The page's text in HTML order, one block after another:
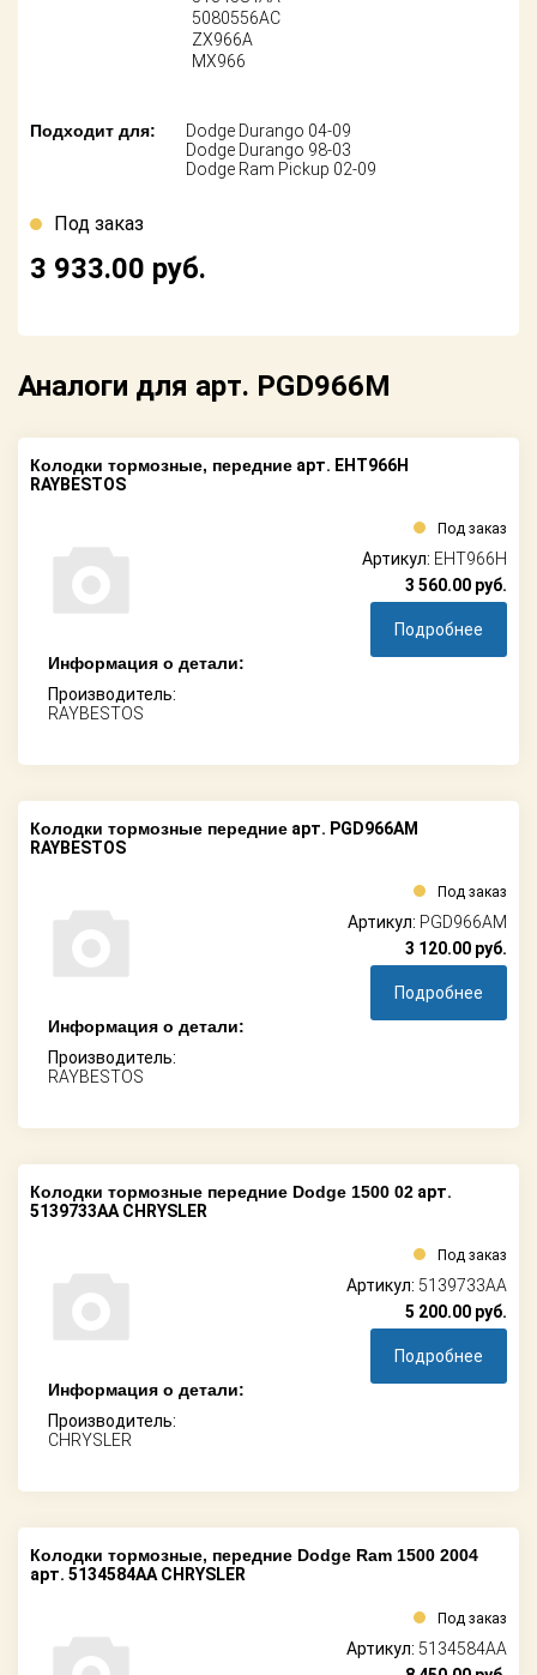
Акции
заказ
5080556AC
ZX966A
MX966
Подходит для:
Dodge Durango 04-09
Dodge Durango 98-03
Dodge Ram Pickup 02-09
Под заказ
3 933.00 руб.
Аналоги для арт. PGD966M
Колодки тормозные, передние арт. EHT966H
RAYBESTOS
Информация о детали:
Производитель:
RAYBESTOS
Под заказ
Артикул: EHT966H
3 560.00 руб.
Подробнее
Колодки тормозные передние арт. PGD966AM
RAYBESTOS
Информация о детали:
Производитель:
RAYBESTOS
Под заказ
Артикул: PGD966AM
3 120.00 руб.
Подробнее
Колодки тормозные передние Dodge 1500 02 арт.
5139733AA CHRYSLER
Информация о детали:
Производитель:
CHRYSLER
Под заказ
Артикул: 5139733AA
5 200.00 руб.
Подробнее
Колодки тормозные, передние Dodge Ram 1500 2004
арт. 5134584AA CHRYSLER
Под заказ
Артикул: 5134584AA